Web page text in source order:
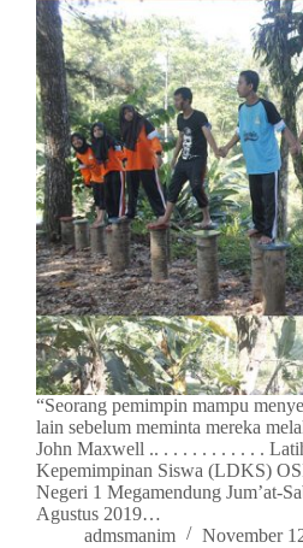
“Seorang pemimpin mampu
lain sebelum meminta mereka
John Maxwell .. . . . . . . . . . . .
Kepemimpinan Siswa (LDKS)
Negeri 1 Megamendung Jum’at-
Agustus 2019…
admsmanim
November